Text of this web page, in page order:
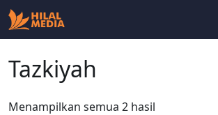
Tazkiyah
Menampilkan semua 2 hasil